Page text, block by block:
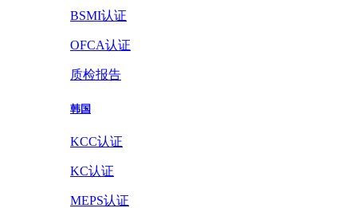
BSMI认证
OFCA认证
质检报告
韩国
KCC认证
KC认证
MEPS认证